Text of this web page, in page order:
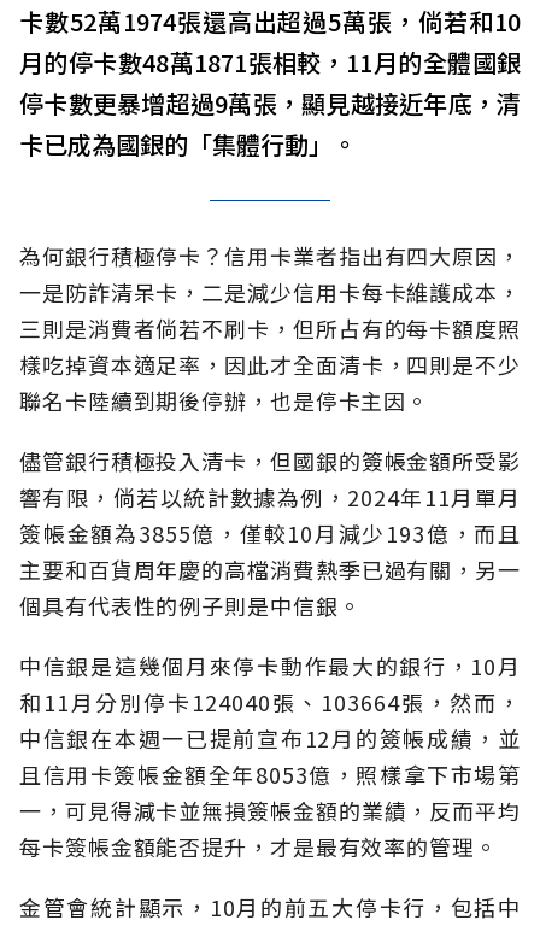
卡數52萬1974張還高出超過5萬張，倘若和10
月的停卡數48萬1871張相較，11月的全體國銀
停卡數更暴增超過9萬張，顯見越接近年底，清
卡已成為國銀的「集體行動」。
為何銀行積極停卡？信用卡業者指出有四大原因，
一是防詐清呆卡，二是減少信用卡每卡維護成本，
三則是消費者倘若不刷卡，但所占有的每卡額度照
樣吃掉資本適足率，因此才全面清卡，四則是不少
聯名卡陸續到期後停辦，也是停卡主因。
儘管銀行積極投入清卡，但國銀的簽帳金額所受影
響有限，倘若以統計數據為例，2024年11月單月
簽帳金額為3855億，僅較10月減少193億，而且
主要和百貨周年慶的高檔消費熱季已過有關，另一
個具有代表性的例子則是中信銀。
中信銀是這幾個月來停卡動作最大的銀行，10月
和11月分別停卡124040張、103664張，然而，
中信銀在本週一已提前宣布12月的簽帳成績，並
且信用卡簽帳金額全年8053億，照樣拿下市場第
一，可見得減卡並無損簽帳金額的業績，反而平均
每卡簽帳金額能否提升，才是最有效率的管理。
金管會統計顯示，10月的前五大停卡行，包括中